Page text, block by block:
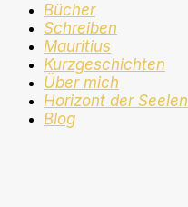
Bücher
Schreiben
Mauritius
Kurzgeschichten
Über mich
Horizont der Seelen
Blog